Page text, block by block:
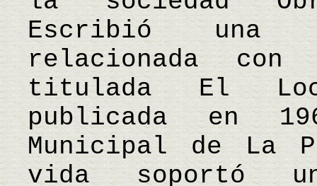
Escribió una
relacionada
titulada El
publicada en
Municipal de La
vida soportó